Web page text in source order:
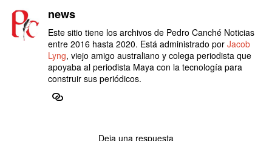
news
Este sitio tiene los archivos de Pedro Canché Noticias
entre 2016 hasta 2020. Está administrado porJacob
Lyng, viejo amigo australiano y colega periodista que
apoyaba al periodista Maya con la tecnología para
construir sus periódicos.
Deja una respuesta